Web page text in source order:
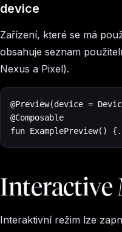
device
Zařízení, které se má
obsahuje seznam
Nexus a Pixel).
@Preview(device =
@Composable
fun ExamplePreview()
Interactive
Interaktivní režim lze